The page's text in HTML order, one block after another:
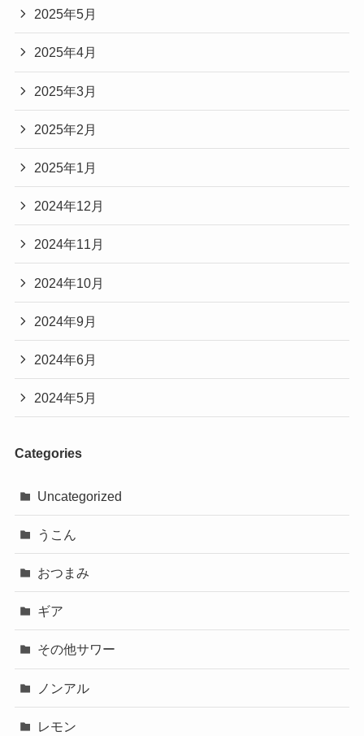
2025年5月
2025年4月
2025年3月
2025年2月
2025年1月
2024年12月
2024年11月
2024年10月
2024年9月
2024年6月
2024年5月
Categories
Uncategorized
うこん
おつまみ
ギア
その他サワー
ノンアル
レモン